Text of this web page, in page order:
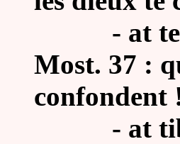
- at
Most. 37 :
confondent
- at